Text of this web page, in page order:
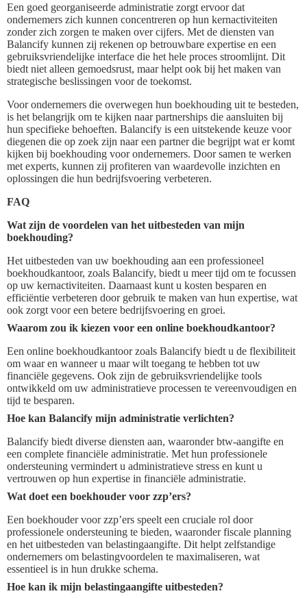
Een goed georganiseerde administratie zorgt ervoor dat
ondernemers zich kunnen concentreren op hun kernactiviteiten
zonder zich zorgen te maken over cijfers. Met de diensten van
Balancify kunnen zij rekenen op betrouwbare expertise en een
gebruiksvriendelijke interface die het hele proces stroomlijnt. Dit
biedt niet alleen gemoedsrust, maar helpt ook bij het maken van
strategische beslissingen voor de toekomst.
Voor ondernemers die overwegen hun boekhouding uit te besteden,
is het belangrijk om te kijken naar partnerships die aansluiten bij
hun specifieke behoeften. Balancify is een uitstekende keuze voor
diegenen die op zoek zijn naar een partner die begrijpt wat er komt
kijken bij boekhouding voor ondernemers. Door samen te werken
met experts, kunnen zij profiteren van waardevolle inzichten en
oplossingen die hun bedrijfsvoering verbeteren.
FAQ
Wat zijn de voordelen van het uitbesteden van mijn
boekhouding?
Het uitbesteden van uw boekhouding aan een professioneel
boekhoudkantoor, zoals Balancify, biedt u meer tijd om te focussen
op uw kernactiviteiten. Daarnaast kunt u kosten besparen en
efficiëntie verbeteren door gebruik te maken van hun expertise, wat
ook zorgt voor een betere bedrijfsvoering en groei.
Waarom zou ik kiezen voor een online boekhoudkantoor?
Een online boekhoudkantoor zoals Balancify biedt u de flexibiliteit
om waar en wanneer u maar wilt toegang te hebben tot uw
financiële gegevens. Ook zijn de gebruiksvriendelijke tools
ontwikkeld om uw administratieve processen te vereenvoudigen en
tijd te besparen.
Hoe kan Balancify mijn administratie verlichten?
Balancify biedt diverse diensten aan, waaronder btw-aangifte en
een complete financiële administratie. Met hun professionele
ondersteuning vermindert u administratieve stress en kunt u
vertrouwen op hun expertise in financiële administratie.
Wat doet een boekhouder voor zzp’ers?
Een boekhouder voor zzp’ers speelt een cruciale rol door
professionele ondersteuning te bieden, waaronder fiscale planning
en het uitbesteden van belastingaangifte. Dit helpt zelfstandige
ondernemers om belastingvoordelen te maximaliseren, wat
essentieel is in hun drukke schema.
Hoe kan ik mijn belastingaangifte uitbesteden?